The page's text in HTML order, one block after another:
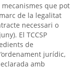
mecanismes que pot
de la legalitat
necessari o
El TCCSP
de
jurídic,
amb